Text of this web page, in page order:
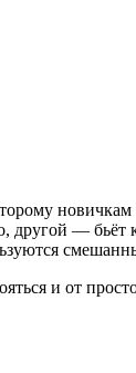
другой —
и от